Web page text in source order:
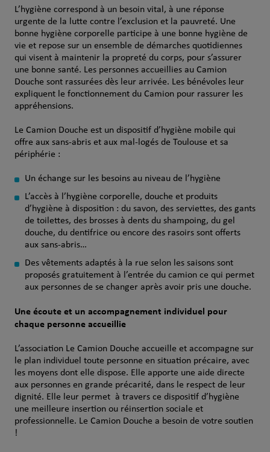
L’hygiène correspond à un besoin vital, à une réponse
urgente de la lutte contre l’exclusion et la pauvreté. Une
bonne hygiène corporelle participe à une bonne hygiène de
vie et repose sur un ensemble de démarches quotidiennes
qui visent à maintenir la propreté du corps, pour s’assurer
une bonne santé. Les personnes accueillies au Camion
Douche sont rassurées dès leur arrivée. Les bénévoles leur
expliquent le fonctionnement du Camion pour rassurer les
appréhensions.
Le Camion Douche est un dispositif d’hygiène mobile qui
offre aux sans-abris et aux mal-logés de Toulouse et sa
périphérie :
Un échange sur les besoins au niveau de l’hygiène
L’accès à l’hygiène corporelle, douche et produits
d’hygiène à disposition : du savon, des serviettes, des gants
de toilettes, des brosses à dents du shampoing, du gel
douche, du dentifrice ou encore des rasoirs sont offerts
aux sans-abris…
Des vêtements adaptés à la rue selon les saisons sont
proposés gratuitement à l’entrée du camion ce qui permet
aux personnes de se changer après avoir pris une douche.
Une écoute et un accompagnement individuel pour
chaque personne accueillie
L’association Le Camion Douche accueille et accompagne sur
le plan individuel toute personne en situation précaire, avec
les moyens dont elle dispose. Elle apporte une aide directe
aux personnes en grande précarité, dans le respect de leur
dignité. Elle leur permet à travers ce dispositif d’hygiène
une meilleure insertion ou réinsertion sociale et
professionnelle. Le Camion Douche a besoin de votre soutien
!